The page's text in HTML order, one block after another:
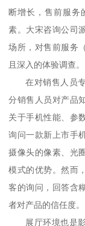
断增长，售前服务
素。大宋咨询公司
场所，对售前服务 （
且深入的体验调查。
在对销售人员
分销售人员对产品
关于手机性能、参
询问一款新上市手
摄像头的像素、光
模式的优势。然而
客的询问，回答含
者对产品的信任度。
展厅环境也是